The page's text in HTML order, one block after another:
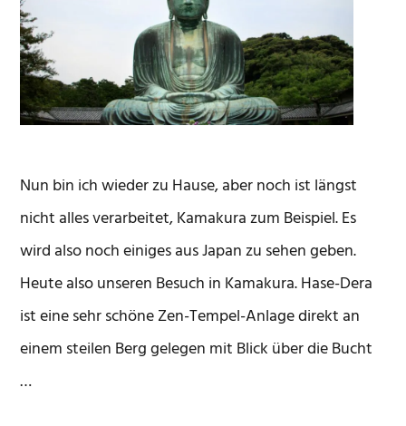
Nun bin ich wieder zu Hause, aber noch ist längst
nicht alles verarbeitet, Kamakura zum Beispiel. Es
wird also noch einiges aus Japan zu sehen geben.
Heute also unseren Besuch in Kamakura. Hase-Dera
ist eine sehr schöne Zen-Tempel-Anlage direkt an
einem steilen Berg gelegen mit Blick über die Bucht
…